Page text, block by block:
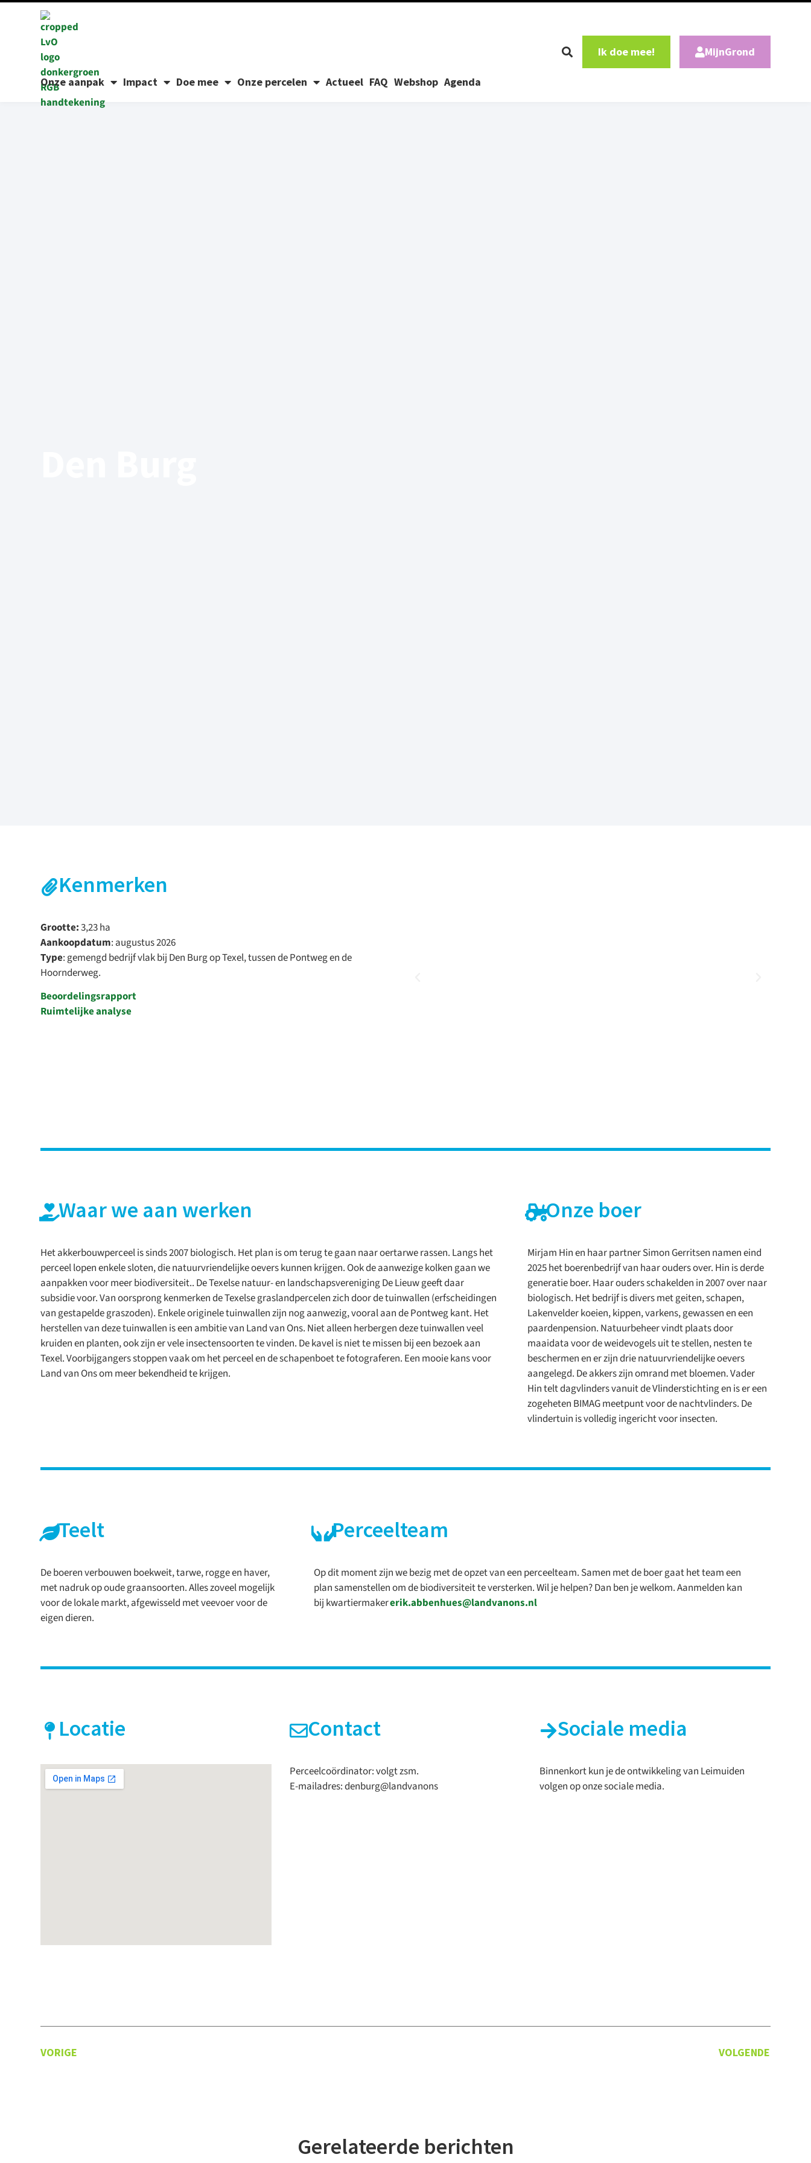
Onze aanpak Impact Doe mee Onze percelen Actueel FAQ Webshop Agenda
Ik doe mee! MijnGrond
Kenmerken
Grootte:3,23 ha
Aankoopdatum: augustus 2026
Type: gemengd bedrijf vlak bij Den Burg op Texel, tussen de Pontweg en de
Hoornderweg.
Beoordelingsrapport
Ruimtelijke analyse
Waar we aan werken
Het akkerbouwperceel is sinds 2007 biologisch. Het plan is om terug te gaan naar oertarwe rassen. Langs het
perceel lopen enkele sloten, die natuurvriendelijke oevers kunnen krijgen. Ook de aanwezige kolken gaan we
aanpakken voor meer biodiversiteit.. De Texelse natuur- en landschapsvereniging De Lieuw geeft daar
subsidie voor. Van oorsprong kenmerken de Texelse graslandpercelen zich door de tuinwallen (erfscheidingen
van gestapelde graszoden). Enkele originele tuinwallen zijn nog aanwezig, vooral aan de Pontweg kant. Het
herstellen van deze tuinwallen is een ambitie van Land van Ons. Niet alleen herbergen deze tuinwallen veel
kruiden en planten, ook zijn er vele insectensoorten te vinden. De kavel is niet te missen bij een bezoek aan
Texel. Voorbijgangers stoppen vaak om het perceel en de schapenboet te fotograferen. Een mooie kans voor
Land van Ons om meer bekendheid te krijgen.
Onze boer
Mirjam Hin en haar partner Simon Gerritsen namen eind
2025 het boerenbedrijf van haar ouders over. Hin is derde
generatie boer. Haar ouders schakelden in 2007 over naar
biologisch. Het bedrijf is divers met geiten, schapen,
Lakenvelder koeien, kippen, varkens, gewassen en een
paardenpension. Natuurbeheer vindt plaats door
maaidata voor de weidevogels uit te stellen, nesten te
beschermen en er zijn drie natuurvriendelijke oevers
aangelegd. De akkers zijn omrand met bloemen. Vader
Hin telt dagvlinders vanuit de Vlinderstichting en is er een
zogeheten BIMAG meetpunt voor de nachtvlinders. De
vlindertuin is volledig ingericht voor insecten.
Teelt
De boeren verbouwen boekweit, tarwe, rogge en haver,
met nadruk op oude graansoorten. Alles zoveel mogelijk
voor de lokale markt, afgewisseld met veevoer voor de
eigen dieren.
Perceelteam
Op dit momentzijn we bezig metde opzet van een perceelteam. Samen met de boer gaat het teameen
plansamenstellenom de biodiversiteit te versterken. Wil je helpen? Dan ben je welkom.Aanmelden kan
bij kwartiermakererik.abbenhues@landvanons.nl
Locatie Contact
Perceelcoördinator: volgt zsm.
E-mailadres:denburg@landvanons
Sociale media
Binnenkort kun je de ontwikkeling van Leimuiden
volgen op onze sociale media.
VORIGE VOLGENDE
Gerelateerde berichten